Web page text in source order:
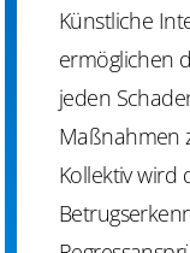
Künstliche
ermöglichen
jeden
Maßnahmen
Kollektiv wird